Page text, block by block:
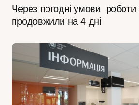
Через погодні умови роботи
продовжили на 4 дні